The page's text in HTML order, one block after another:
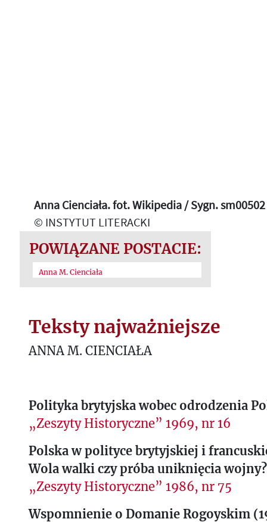
Anna Cienciała. fot. Wikipedia / Sygn. sm00502
© INSTYTUT LITERACKI
POWIĄZANE POSTACIE:
Anna M. Cienciała
Teksty najważniejsze
ANNA M. CIENCIAŁA
Polityka brytyjska wobec odrodzenia
„Zeszyty Historyczne” 1969, nr 16
Polska w polityce brytyjskiej i
Wola walki czy próba uniknięcia wojny?
„Zeszyty Historyczne” 1986, nr 75
Wspomnienie o Domanie Rogoyskim